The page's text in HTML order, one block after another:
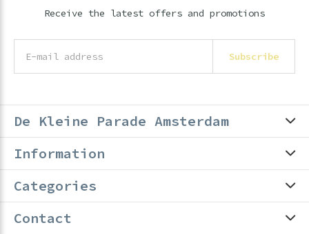
Receive the latest offers and promotions
Subscribe
De Kleine Parade Amsterdam
Information
Categories
Contact